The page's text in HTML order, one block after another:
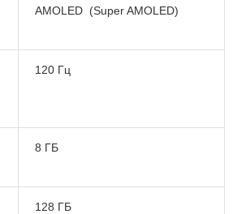
AMOLED (Super AMOLED)
120 Гц
8 ГБ
128 ГБ